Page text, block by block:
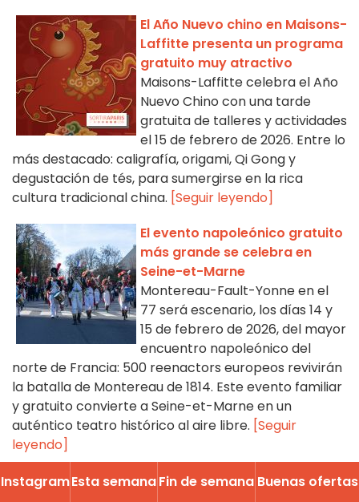
El Año Nuevo chino en Maisons-
Laffitte presenta un programa
gratuito muy atractivo
Maisons-Laffitte celebra el Año
Nuevo Chino con una tarde
gratuita de talleres y actividades
el 15 de febrero de 2026. Entre lo
más destacado: caligrafía, origami, Qi Gong y
degustación de tés, para sumergirse en la rica
cultura tradicional china. [Seguir leyendo]
El evento napoleónico gratuito
más grande se celebra en
Seine-et-Marne
Montereau-Fault-Yonne en el
77 será escenario, los días 14 y
15 de febrero de 2026, del mayor
encuentro napoleónico del
norte de Francia: 500 reenactors europeos revivirán
la batalla de Montereau de 1814. Este evento familiar
y gratuito convierte a Seine-et-Marne en un
auténtico teatro histórico al aire libre. [Seguir
leyendo]
Año Nuevo Chino en Saint-
InstagramEsta semanaFin de semana Buenas ofertas